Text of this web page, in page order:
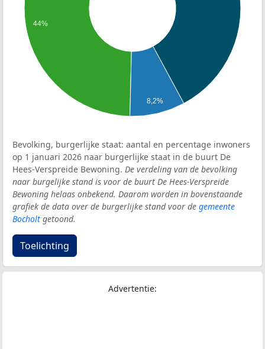
44%
8,2%
Bevolking, burgerlijke staat: aantal en percentage inwoners
op 1 januari 2026 naar burgerlijke staat in de buurt De
Hees-Verspreide Bewoning. De verdeling van de bevolking
naar burgelijke stand is voor de buurt De Hees-Verspreide
Bewoning helaas onbekend. Daarom worden in bovenstaande
grafiek de data over de burgerlijke stand voor de gemeente
Bocholt getoond.
Toelichting
Advertentie: